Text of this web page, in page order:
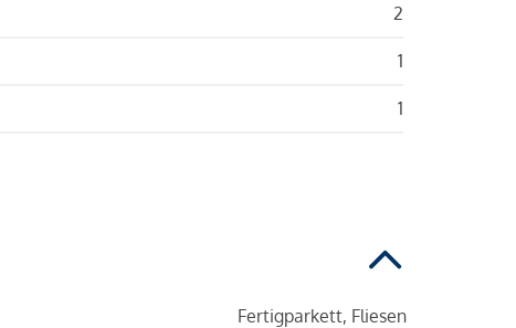
2
1
1
Fertigparkett, Fliesen